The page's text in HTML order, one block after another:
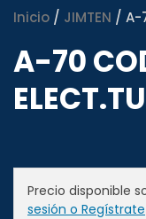
Inicio / JIMTEN / A-
A-70
Precio disponible
sesión o Regístrate